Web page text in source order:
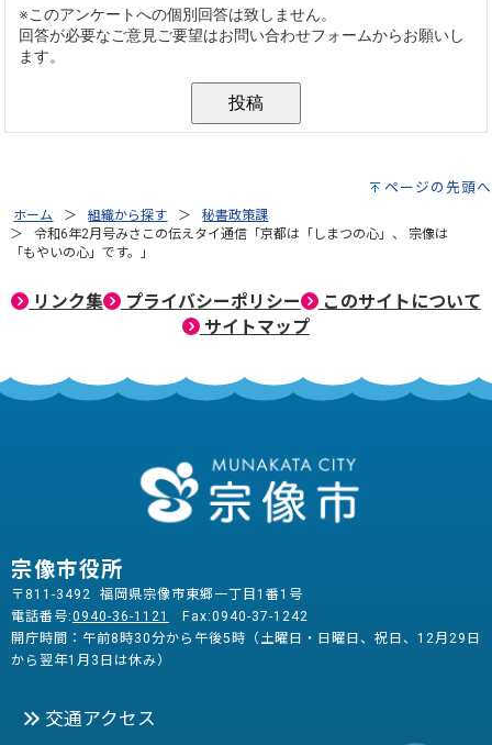
ページの先頭へ
ホーム 組織から探す
秘書政策課
令和6年2月号みさこの伝えタイ通信「京都は「しまつの心」、 宗像は
「もやいの心」です。」
リンク集 プライバシーポリシー
このサイトについて
サイトマップ
宗像市役所
〒811-3492 福岡県宗像市東郷一丁目1番1号
電話番号:0940-36-1121
Fax:0940-37-1242
開庁時間：午前8時30分から午後5時（土曜日・日曜日、祝日、12月29日
から翌年1月3日は休み）
交通アクセス